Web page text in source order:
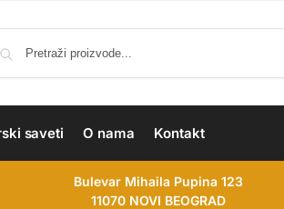
saveti O nama Kontakt
Bulevar Mihaila Pupina 123
11070 NOVI BEOGRAD